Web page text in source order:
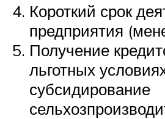
Короткий срок
предприятия
Получение
льготных
субсидирование